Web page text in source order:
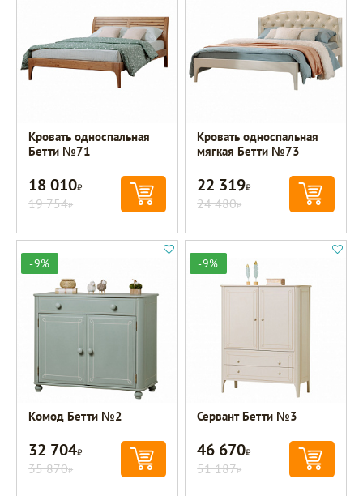
Кровать односпальная
Бетти №71
18 010Р
19 754Р
Кровать односпальная
мягкая Бетти №73
22 319Р
24 480Р
-9%
Комод Бетти №2
32 704Р
35 870Р
-9%
Сервант Бетти №3
46 670Р
51 187Р